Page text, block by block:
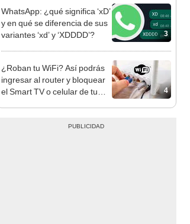
3
WhatsApp: ¿qué significa ‘xD’
y en qué se diferencia de sus
variantes ‘xd’ y ‘XDDDD’?
4
¿Roban tu WiFi? Así podrás
ingresar al router y bloquear
el Smart TV o celular de tu